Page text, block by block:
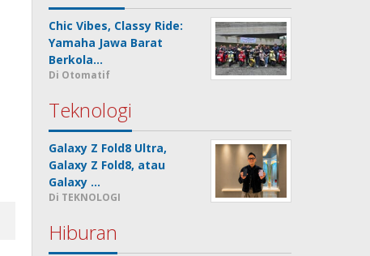
Chic Vibes, Classy Ride:
Yamaha Jawa Barat
Berkola…
Di Otomatif
Teknologi
Galaxy Z Fold8 Ultra,
Galaxy Z Fold8, atau
Galaxy …
Di TEKNOLOGI
Hiburan